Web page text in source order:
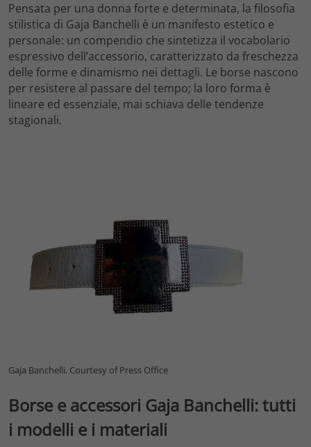
Pensata per una donna forte e determinata, la filosofia
stilistica di Gaja Banchelli è un manifesto estetico e
personale: un compendio che sintetizza il vocabolario
espressivo dell’accessorio, caratterizzato da freschezza
delle forme e dinamismo nei dettagli. Le borse nascono
per resistere al passare del tempo; la loro forma è
lineare ed essenziale, mai schiava delle tendenze
stagionali.
Gaja Banchelli, Courtesy of Press Office
Borse e accessori Gaja Banchelli: tutti
i modelli e i materiali